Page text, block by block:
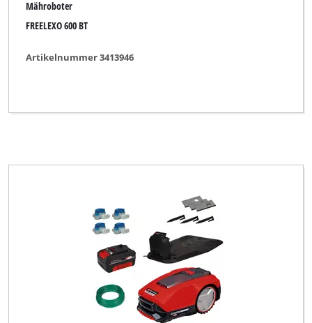
Mähroboter
FREELEXO 600 BT
Artikelnummer 3413946